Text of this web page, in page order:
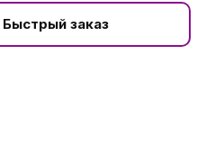
Быстрый заказ